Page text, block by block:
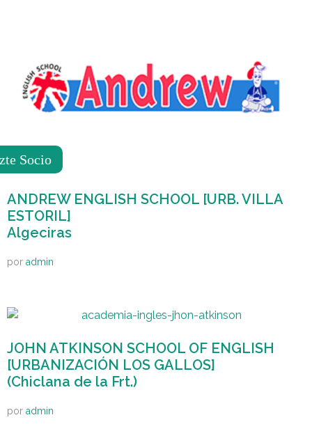
ANDREW ENGLISH SCHOOL [URB. VILLA
ESTORIL]
Algeciras
por admin
JOHN ATKINSON SCHOOL OF ENGLISH
[URBANIZACIÓN LOS GALLOS]
(Chiclana de la Frt.)
por admin
Socio